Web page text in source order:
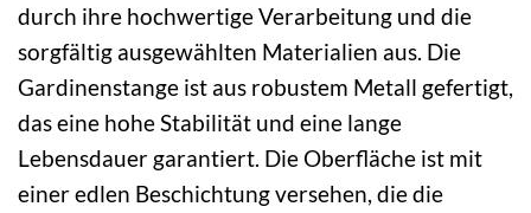
durch ihre hochwertige Verarbeitung und die
sorgfältig ausgewählten Materialien aus. Die
Gardinenstange ist aus robustem Metall gefertigt,
das eine hohe Stabilität und eine lange
Lebensdauer garantiert. Die Oberfläche ist mit
einer edlen Beschichtung versehen, die die